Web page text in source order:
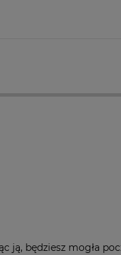
ją, będziesz mogła